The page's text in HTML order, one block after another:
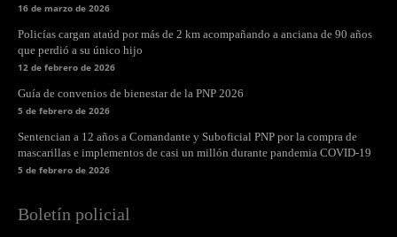
16 de marzo de 2026
Policías cargan ataúd por más de 2 km acompañando a anciana de 90 años
que perdió a su único hijo
12 de febrero de 2026
Guía de convenios de bienestar de la PNP 2026
5 de febrero de 2026
Sentencian a 12 años a Comandante y Suboficial PNP por la compra de
mascarillas e implementos de casi un millón durante pandemia COVID-19
5 de febrero de 2026
Boletín policial